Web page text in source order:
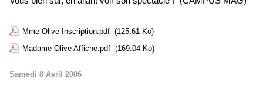
Mme Olive Inscription.pdf (125.61 Ko)
Madame Olive Affiche.pdf (169.04 Ko)
Samedi 8 Avril 2006